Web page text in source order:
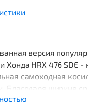
версия
Хонда HRX 476 SDE
самоходная
Благодаря ширине